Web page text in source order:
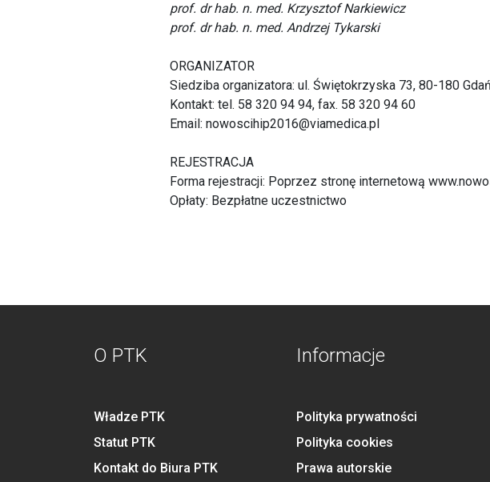
prof. dr hab. n. med. Krzysztof Narkiewicz
prof. dr hab. n. med. Andrzej Tykarski
ORGANIZATOR
Siedziba organizatora: ul. Świętokrzyska 73, 80-180
Kontakt: tel. 58 320 94 94, fax. 58 320 94 60
Email: nowoscihip2016@viamedica.pl
REJESTRACJA
Forma rejestracji: Poprzez stronę internetową
Opłaty: Bezpłatne uczestnictwo
O PTK
Władze PTK
Statut PTK
Kontakt do Biura PTK
Informacje
Polityka prywatności
Polityka cookies
Prawa autorskie